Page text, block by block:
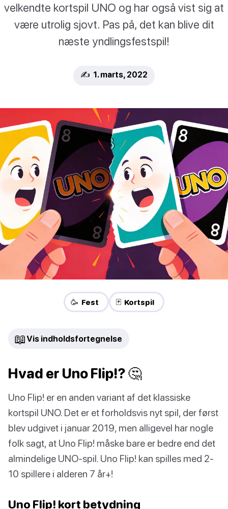
velkendte kortspil UNO og har også vist sig at
være utrolig sjovt. Pas på, det kan blive dit
næste yndlingsfestspil!
✍️ 1. marts, 2022
🥳 Fest 🃏 Kortspil
📖 Vis indholdsfortegnelse
Hvad er Uno Flip!? 🤔
Uno Flip! er en anden variant af det klassiske
kortspil UNO. Det er et forholdsvis nyt spil, der først
blev udgivet i januar 2019, men alligevel har nogle
folk sagt, at Uno Flip! måske bare er bedre end det
almindelige UNO-spil. Uno Flip! kan spilles med 2-
10 spillere i alderen 7 år+!
Uno Flip! kort betydning